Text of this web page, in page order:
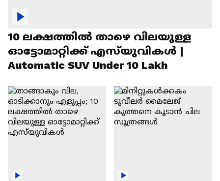
10 ലക്ഷത്തിൽ താഴെ വിലയുള്ള
ഓട്ടോമാറ്റിക്ക് എസ്‍യുവികൾ |
Automatic SUV Under 10 Lakh